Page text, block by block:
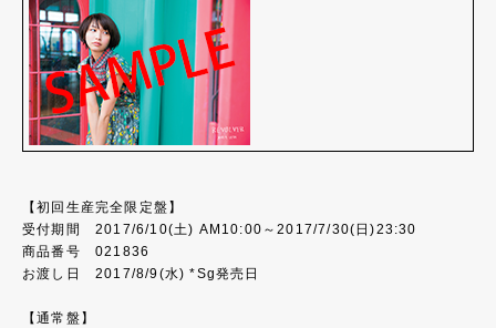
【初回生産完全限定盤】
受付期間 2017/6/10(土) AM10:00～2017/7/30(日)23:30
商品番号 021836
お渡し日 2017/8/9(水) *Sg発売日
【通常盤】